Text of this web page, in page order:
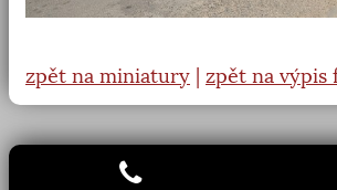
zpět na miniatury zpět na výpis